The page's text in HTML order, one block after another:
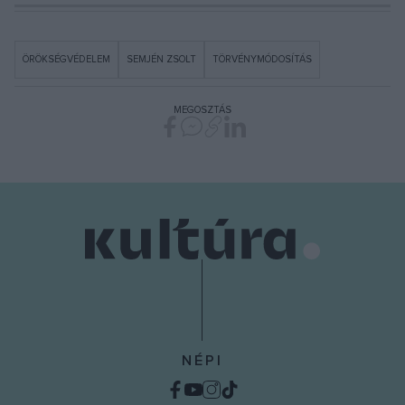
ÖRÖKSÉGVÉDELEM SEMJÉN ZSOLT TÖRVÉNYMÓDOSÍTÁS
MEGOSZTÁS
NÉPI